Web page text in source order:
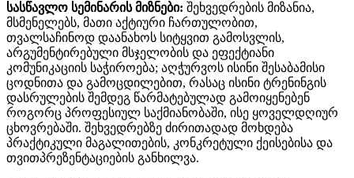
სასწავლო სემინარის მიზნები: შეხვედრების მიზანია,
მსმენელებს, მათი აქტიური ჩართულობით,
თვალსაჩინოდ დაანახოს სიტყვით გამოსვლის,
არგუმენტირებული მსჯელობის და ეფექტიანი
კომუნიკაციის საჭიროება; აღჭურვოს ისინი შესაბამისი
ცოდნითა და გამოცდილებით, რასაც ისინი ტრენინგის
დასრულების შემდეგ წარმატებულად გამოიყენებენ
როგორც პროფესიულ საქმიანობაში, ისე ყოველდღიურ
ცხოვრებაში. შეხვედრებზე ძირითადად მოხდება
პრაქტიკული მაგალითების, კონკრეტული ქეისებისა და
თვითპრეზენტაციების განხილვა.